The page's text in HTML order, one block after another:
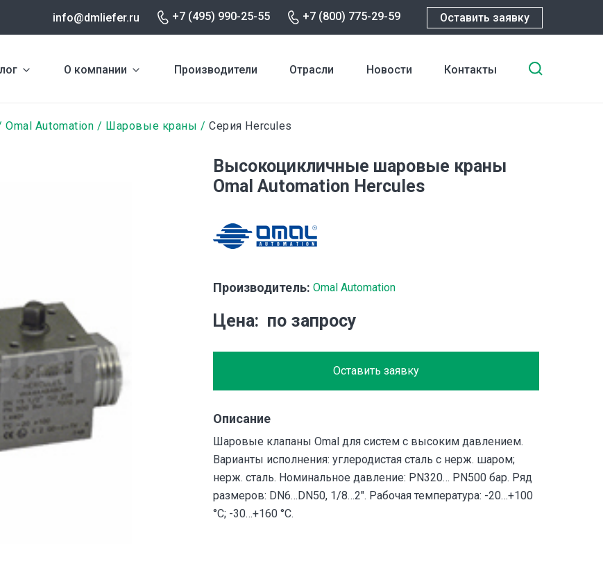
info@dmliefer.ru +7 (495) 990-25-55 +7 (800) 775-29-59 Оставить заявку
О компании Производители Отрасли Новости Контакты
Omal Automation Шаровые краны Серия Hercules
Высокоцикличные шаровые краны
Omal Automation Hercules
Производитель: Omal Automation
Цена по запросу
Оставить заявку
Описание
Шаровые клапаны Omal для систем с высоким давлением.
Варианты исполнения: углеродистая сталь с нерж. шаром;
нерж. сталь. Номинальное давление: PN320… PN500 бар. Ряд
размеров: DN6…DN50, 1/8…2″. Рабочая температура: -20…+100
°С; -30…+160 °С.